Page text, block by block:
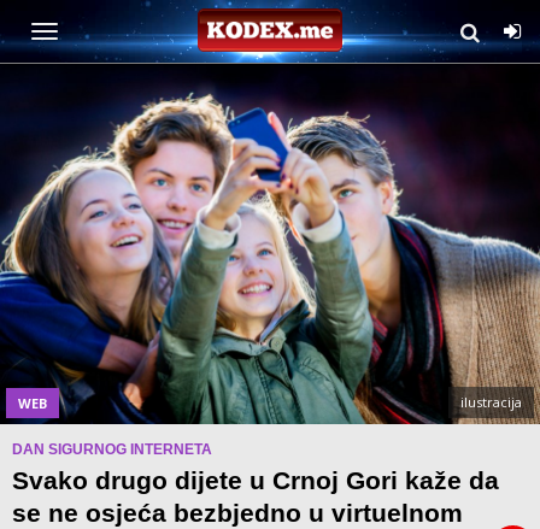
WEB ilustracija
DAN SIGURNOG INTERNETA
Svako drugo dijete u Crnoj Gori kaže da
se ne osjeća bezbjedno u virtuelnom